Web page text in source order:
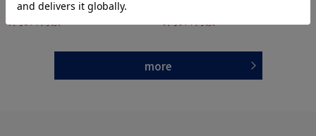
★2点で1,000円OFF／3点で3,00
0円OFF対象
0円OFF対象
more